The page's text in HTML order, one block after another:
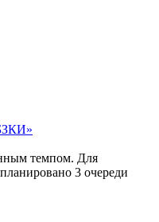
темпом. Для
3 очереди